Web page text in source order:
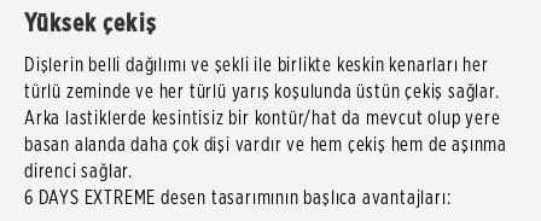
Yüksek çekiş
Dişlerin belli dağılımı ve şekli ile birlikte keskin kenarları her
türlü zeminde ve her türlü yarış koşulunda üstün çekiş sağlar.
Arka lastiklerde kesintisiz bir kontür/hat da mevcut olup yere
basan alanda daha çok dişi vardır ve hem çekiş hem de aşınma
direnci sağlar.
6 DAYS EXTREME desen tasarımının başlıca avantajları: